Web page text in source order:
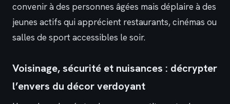
convenir à des personnes âgées mais déplaire à des
jeunes actifs qui apprécient restaurants, cinémas ou
salles de sport accessibles le soir.
Voisinage, sécurité et nuisances : décrypter
l’envers du décor verdoyant